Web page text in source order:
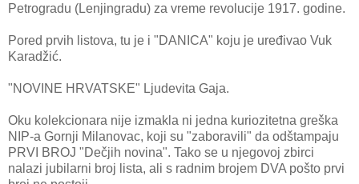
Petrogradu (Lenjingradu) za vreme revolucije 1917. godine.
Pored prvih listova, tu je i "DANICA" koju je uređivao Vuk
Karadžić.
"NOVINE HRVATSKE" Ljudevita Gaja.
Oku kolekcionara nije izmakla ni jedna kuriozitetna greška
NIP-a Gornji Milanovac, koji su "zaboravili" da odštampaju
PRVI BROJ "Dečjih novina". Tako se u njegovoj zbirci
nalazi jubilarni broj lista, ali s radnim brojem DVA pošto prvi